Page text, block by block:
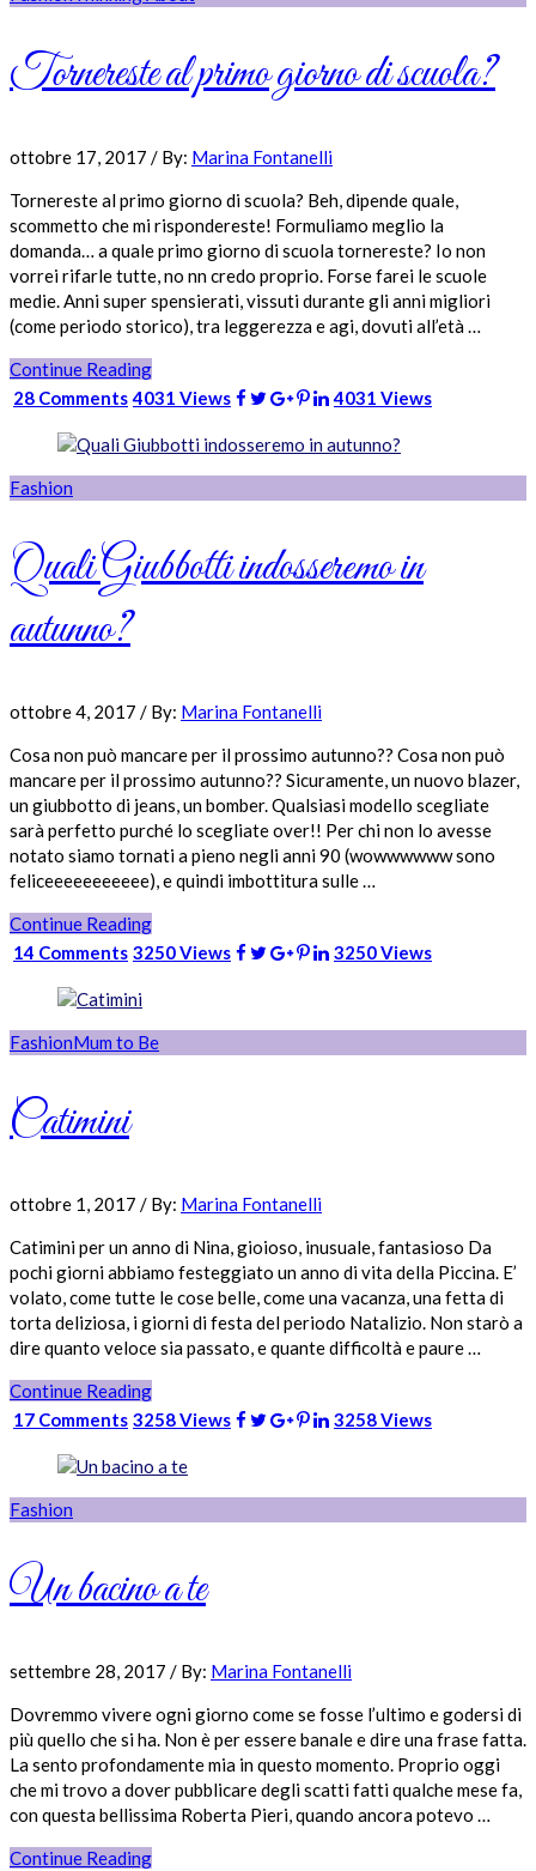
Tornereste al primo giorno di scuola?
ottobre 17, 2017 / By: Marina Fontanelli
Tornereste al primo giorno di scuola? Beh, dipende quale,
scommetto che mi rispondereste! Formuliamo meglio la
domanda… a quale primo giorno di scuola tornereste? Io non
vorrei rifarle tutte, no nn credo proprio. Forse farei le scuole
medie. Anni super spensierati, vissuti durante gli anni migliori
(come periodo storico), tra leggerezza e agi, dovuti all’età …
Continue Reading
28 Comments 4031 Views 4031 Views
Fashion
Quali Giubbotti indosseremo in
autunno?
ottobre 4, 2017 / By: Marina Fontanelli
Cosa non può mancare per il prossimo autunno?? Cosa non può
mancare per il prossimo autunno?? Sicuramente, un nuovo blazer,
un giubbotto di jeans, un bomber. Qualsiasi modello scegliate
sarà perfetto purché lo scegliate over!! Per chi non lo avesse
notato siamo tornati a pieno negli anni 90 (wowwwwww sono
feliceeeeeeeeeee), e quindi imbottitura sulle …
Continue Reading
14 Comments 3250 Views 3250 Views
FashionMum to Be
Catimini
ottobre 1, 2017 / By: Marina Fontanelli
Catimini per un anno di Nina, gioioso, inusuale, fantasioso Da
pochi giorni abbiamo festeggiato un anno di vita della Piccina. E’
volato, come tutte le cose belle, come una vacanza, una fetta di
torta deliziosa, i giorni di festa del periodo Natalizio. Non starò a
dire quanto veloce sia passato, e quante difficoltà e paure …
Continue Reading
17 Comments 3258 Views 3258 Views
Fashion
Un bacino a te
settembre 28, 2017 / By: Marina Fontanelli
Dovremmo vivere ogni giorno come se fosse l’ultimo e godersi di
più quello che si ha. Non è per essere banale e dire una frase fatta.
La sento profondamente mia in questo momento. Proprio oggi
che mi trovo a dover pubblicare degli scatti fatti qualche mese fa,
con questa bellissima Roberta Pieri, quando ancora potevo …
Continue Reading